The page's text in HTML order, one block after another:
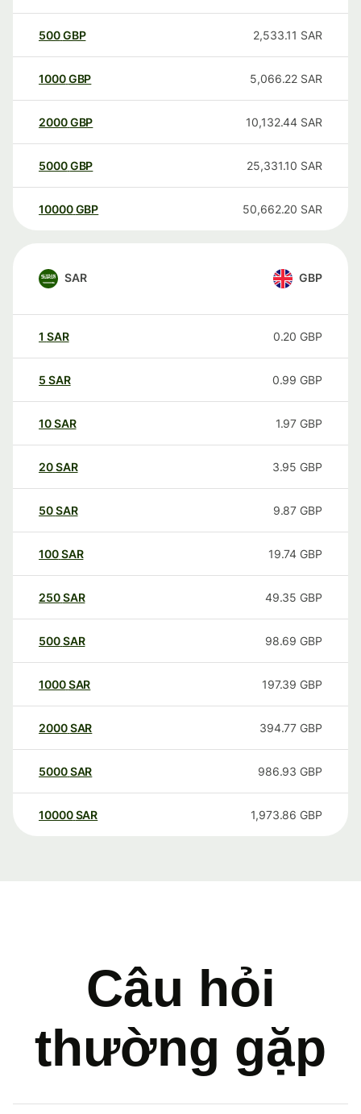
500GBP 2,533.11 SAR
1000GBP 5,066.22 SAR
2000GBP 10,132.44 SAR
5000GBP 25,331.10 SAR
10000 GBP 50,662.20 SAR
SAR GBP
1 SAR 0.20 GBP
5 SAR 0.99 GBP
10SAR 1.97 GBP
20SAR 3.95 GBP
50SAR 9.87 GBP
100SAR 19.74 GBP
250SAR 49.35 GBP
500SAR 98.69 GBP
1000SAR 197.39 GBP
2000SAR 394.77 GBP
5000SAR 986.93 GBP
10000 SAR 1,973.86 GBP
Câu hỏi
thường gặp